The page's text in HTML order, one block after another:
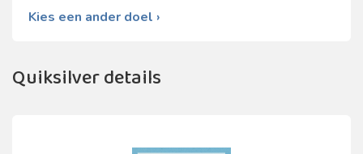
Kies een ander doel ›
Quiksilver details